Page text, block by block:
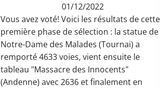
01/12/2022
Vous avez voté! Voici les résultats de cette
première phase de sélection : la statue de
Notre-Dame des Malades (Tournai) a
remporté 4633 voies, vient ensuite le
tableau "Massacre des Innocents"
(Andenne) avec 2636 et finalement en